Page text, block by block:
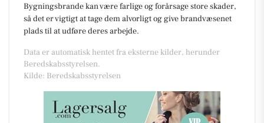
Bygningsbrande kan være farlige og forårsage store skader,
så det er vigtigt at tage dem alvorligt og give brandvæsenet
plads til at udføre deres arbejde.
Data er automatisk hentet fra eksterne kilder, herunder
Beredskabsstyrelsen.
Kilde: Beredskabsstyrelsen